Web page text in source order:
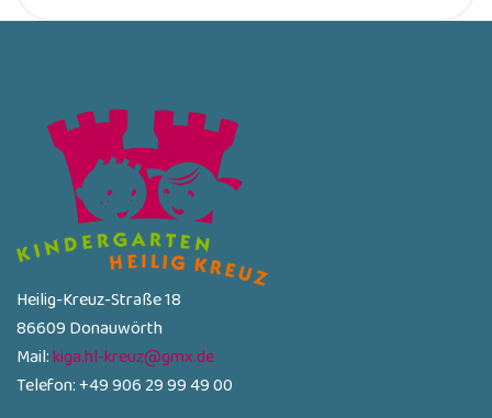
Heilig-Kreuz-Straße 18
86609 Donauwörth
Mail:kiga.hl-kreuz@gmx.de
Telefon: +49 906 29 99 49 00